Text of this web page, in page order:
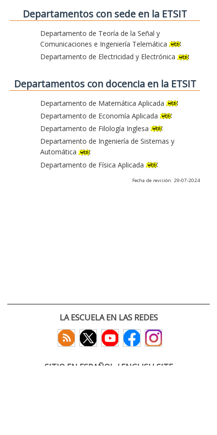
Departamentos con sede en la ETSIT
Departamento de Teoría de la Señal y
Comunicaciones e Ingeniería Telemática
Departamento de Electricidad y Electrónica
Departamentos con docencia en la ETSIT
Departamento de Matemática Aplicada
Departamento de Economía Aplicada
Departamento de Filología Inglesa
Departamento de Ingeniería de Sistemas y
Automática
Departamento de Física Aplicada
Fecha de revisión: 29-07-2024
LA ESCUELA EN LAS REDES
SITIO EN ESPAÑOL / ENGLISH SITE